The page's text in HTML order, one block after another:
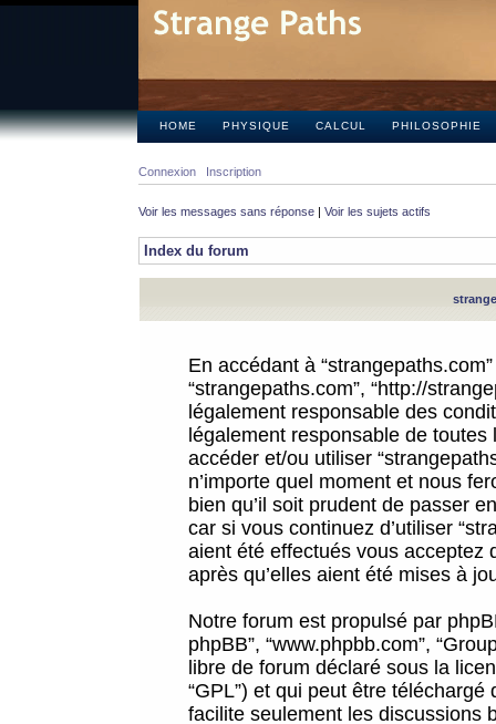
HOME PHYSIQUE CALCUL PHILOSOPHIE
Connexion Inscription
Voir les messages sans réponse | Voir les sujets actifs
Index du forum
En accédant à
“strangepaths.com”, “http://
légalement responsable des
légalement responsable de
accéder et/ou utiliser
n’importe quel moment et nous
bien qu’il soit prudent de passer
car si vous continuez d’utiliser
aient été effectués vous acceptez
après qu’elles aient été mises à
Notre forum est propulsé par
phpBB”, “www.phpbb.com”,
libre de forum déclaré sous la
“GPL”) et qui peut être téléchargé
facilite seulement les discussions